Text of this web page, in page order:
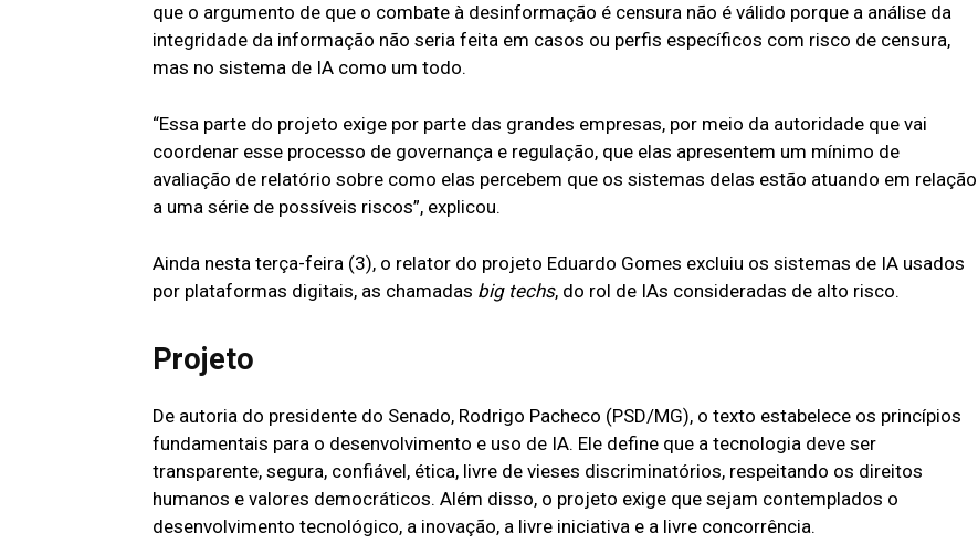
que o argumento de que o combate à desinformação é censura não é válido porque a análise da
integridade da informação não seria feita em casos ou perfis específicos com risco de censura,
mas no sistema de IA como um todo.
“Essa parte do projeto exige por parte das grandes empresas, por meio da autoridade que vai
coordenar esse processo de governança e regulação, que elas apresentem um mínimo de
avaliação de relatório sobre como elas percebem que os sistemas delas estão atuando em relação
a uma série de possíveis riscos”, explicou.
Ainda nesta terça-feira (3), o relator do projeto Eduardo Gomes excluiu os sistemas de IA usados
por plataformas digitais, as chamadas big techs, do rol de IAs consideradas de alto risco.
Projeto
De autoria do presidente do Senado, Rodrigo Pacheco (PSD/MG), o texto estabelece os princípios
fundamentais para o desenvolvimento e uso de IA. Ele define que a tecnologia deve ser
transparente, segura, confiável, ética, livre de vieses discriminatórios, respeitando os direitos
humanos e valores democráticos. Além disso, o projeto exige que sejam contemplados o
desenvolvimento tecnológico, a inovação, a livre iniciativa e a livre concorrência.